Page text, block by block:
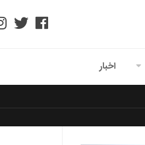
اخبار